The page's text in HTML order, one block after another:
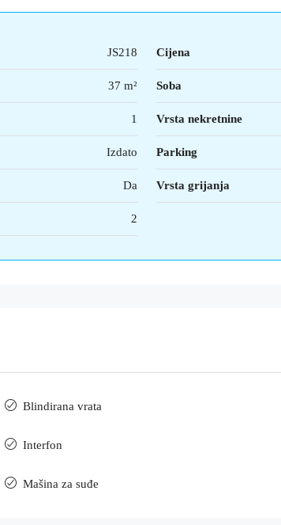
JS218 Cijena
37 m² Soba
1 Vrsta nekretnine
Izdato Parking
Da Vrsta grijanja
2
Blindirana vrata
Interfon
Mašina za suđe